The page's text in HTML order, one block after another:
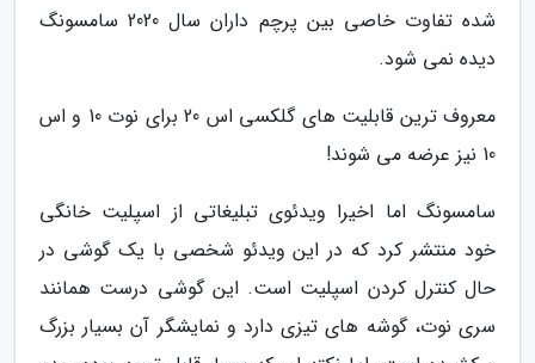
شده تفاوت خاصی بین پرچم داران سال 2020 سامسونگ
دیده نمی شود.
معروف ترین قابلیت های گلکسی اس 20 برای نوت 10 و اس
10 نیز عرضه می شوند!
سامسونگ اما اخیرا ویدئوی تبلیغاتی از اسپلیت خانگی
خود منتشر کرد که در این ویدئو شخصی با یک گوشی در
حال کنترل کردن اسپلیت است. این گوشی درست همانند
سری نوت، گوشه های تیزی دارد و نمایشگر آن بسیار بزرگ